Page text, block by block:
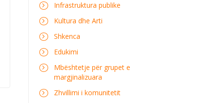
Infrastruktura publike
Kultura dhe Arti
Shkenca
Edukimi
Mbështetje për grupet e
margjinalizuara
Zhvillimi i komunitetit